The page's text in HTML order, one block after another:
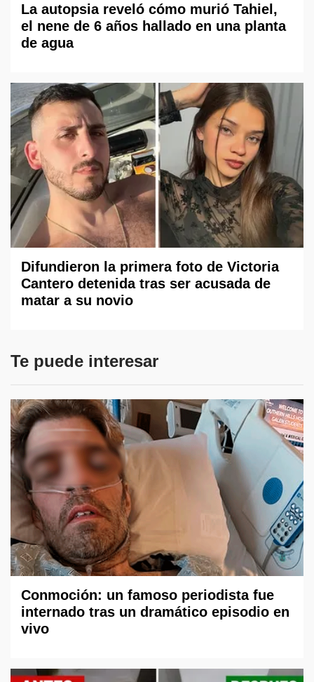
La autopsia reveló cómo murió Tahiel,
el nene de 6 años hallado en una planta
de agua
Difundieron la primera foto de Victoria
Cantero detenida tras ser acusada de
matar a su novio
Te puede interesar
Conmoción: un famoso periodista fue
internado tras un dramático episodio en
vivo